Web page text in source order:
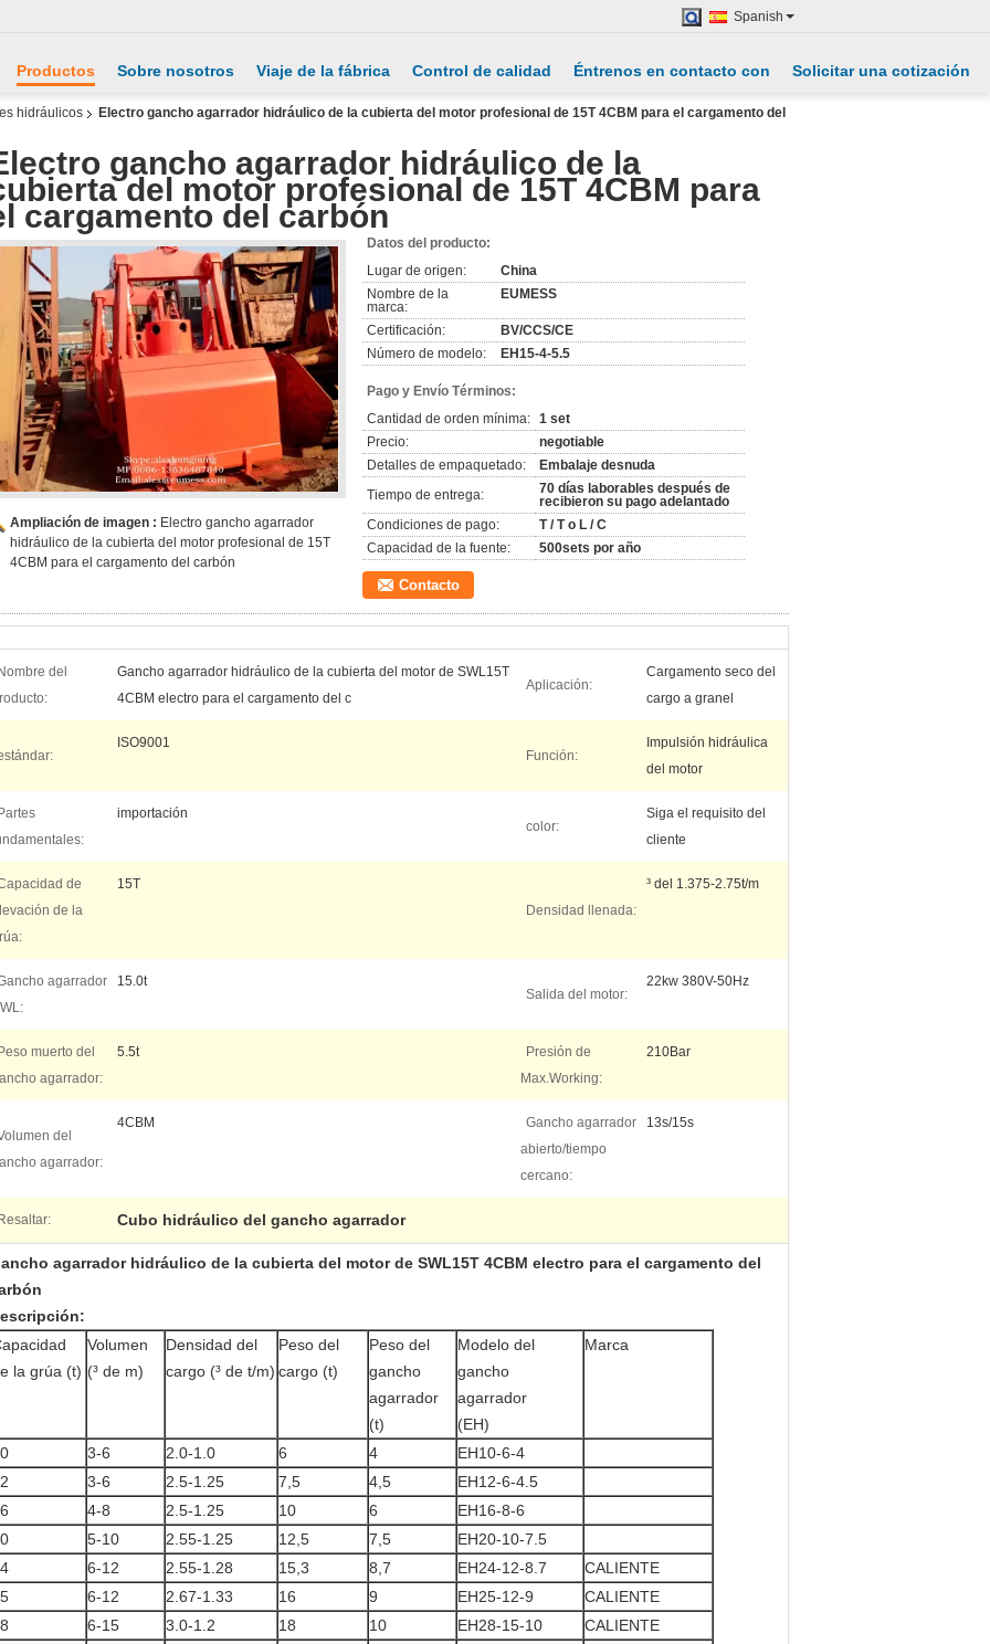
Spanish
Productos Sobre nosotros Viaje de la fábrica Control de calidad Éntrenos en contacto con Solicitar una cotización
hidráulicos Electro gancho agarrador hidráulico de la cubierta del motor profesional de 15T 4CBM para el cargamento del
gancho agarrador hidráulico de la
del motor profesional de 15T 4CBM para
cargamento del carbón
Ampliación de imagen : Electro gancho agarrador
hidráulico de la cubierta del motor profesional de 15T
4CBM para el cargamento del carbón
Datos del producto:
Lugar de origen:
China
Nombre de la
marca:
EUMESS
Certificación:
BV/CCS/CE
Número de modelo:
EH15-4-5.5
Pago y Envío Términos:
Cantidad de orden mínima: 1 set
Precio:
negotiable
Detalles de empaquetado:
Embalaje desnuda
Tiempo de entrega:
70 días laborables después de
recibieron su pago adelantado
Condiciones de pago:
T / T o L / C
Capacidad de la fuente:
500sets por año
Contacto
del
Gancho agarrador hidráulico de la cubierta del motor de SWL15T
4CBM electro para el cargamento del c
Aplicación:
Cargamento seco del
cargo a granel
ISO9001
Función:
Impulsión hidráulica
del motor
importación
color:
Siga el requisito del
cliente
de
de la
15T
Densidad llenada:
³ del 1.375-2.75t/m
agarrador
15.0t
Salida del motor:
22kw 380V-50Hz
muerto del
agarrador:
5.5t
Presión de
Max.Working:
210Bar
del
agarrador:
4CBM
Gancho agarrador
abierto/tiempo
cercano:
13s/15s
Cubo hidráulico del gancho agarrador
agarrador hidráulico de la cubierta del motor de SWL15T 4CBM electro para el cargamento del
la grúa (t)
Volumen
(³ de m)
Densidad del
cargo (³ de t/m)
Peso del
cargo (t)
Peso del
gancho
agarrador
(t)
Modelo del
gancho
agarrador
(EH)
Marca
3-6 2.0-1.0 6 4
EH10-6-4
3-6 2.5-1.25 7,5 4,5
EH12-6-4.5
4-8 2.5-1.25 10 6
EH16-8-6
5-10 2.55-1.25 12,5 7,5
EH20-10-7.5
6-12 2.55-1.28 15,3 8,7 EH24-12-8.7
CALIENTE
6-12 2.67-1.33 16 9 EH25-12-9
CALIENTE
6-15 3.0-1.2 18 10 EH28-15-10
CALIENTE